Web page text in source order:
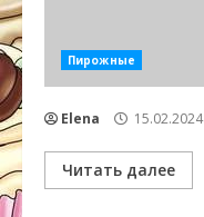
Пирожные
Elena 15.02.2024
Читать далее